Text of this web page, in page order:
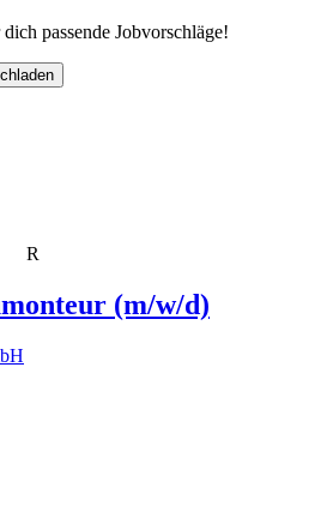
passende Jobvorschläge!
R
(m/w/d)